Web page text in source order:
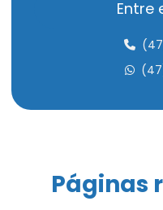
Cabo de aço para
Cabo de aço para talha
Entre
Páginas